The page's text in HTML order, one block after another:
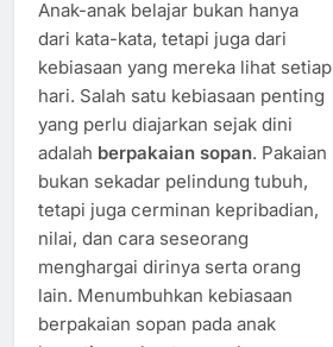
Anak-anak belajar bukan hanya
dari kata-kata, tetapi juga dari
kebiasaan yang mereka lihat setiap
hari. Salah satu kebiasaan penting
yang perlu diajarkan sejak dini
adalah berpakaian sopan. Pakaian
bukan sekadar pelindung tubuh,
tetapi juga cerminan kepribadian,
nilai, dan cara seseorang
menghargai dirinya serta orang
lain. Menumbuhkan kebiasaan
berpakaian sopan pada anak